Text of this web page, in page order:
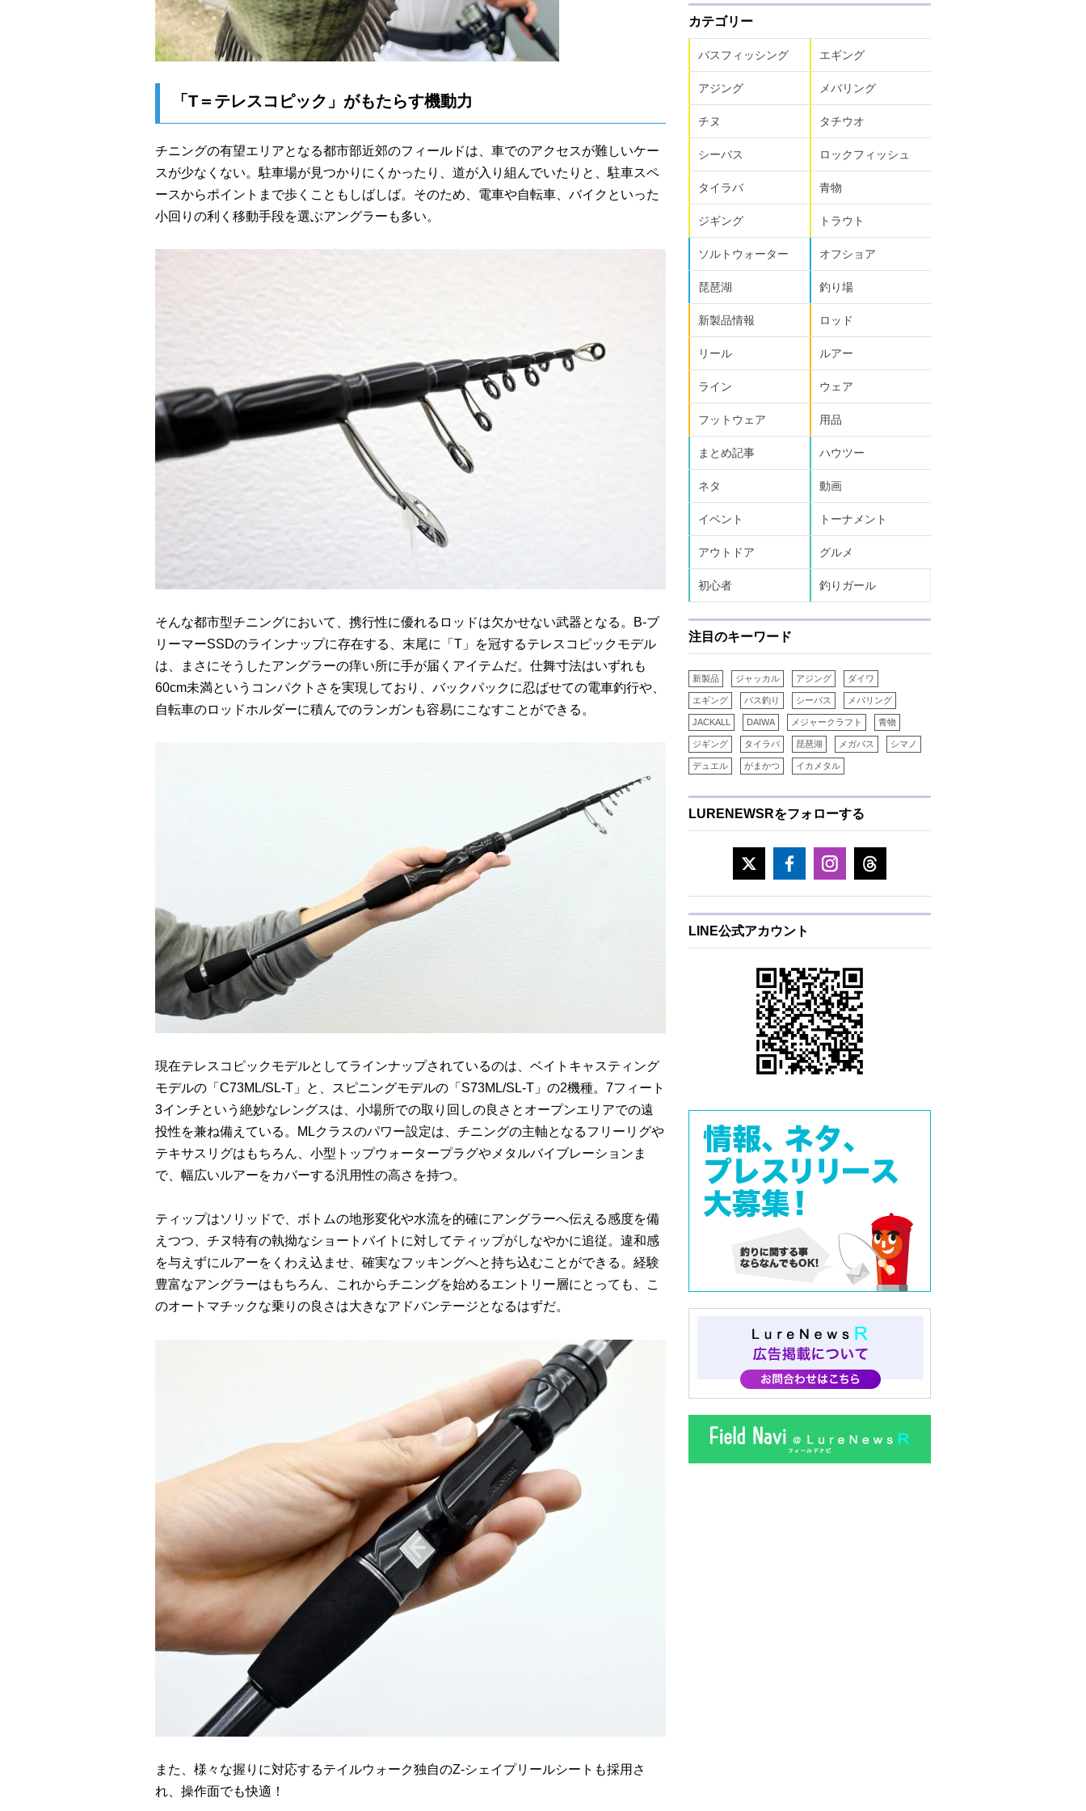
「T＝テレスコピック」がもたらす機動力
チニングの有望エリアとなる都市部近郊のフィールドは、車でのアクセスが難しいケー
スが少なくない。駐車場が見つかりにくかったり、道が入り組んでいたりと、駐車スペ
ースからポイントまで歩くこともしばしば。そのため、電車や自転車、バイクといった
小回りの利く移動手段を選ぶアングラーも多い。
そんな都市型チニングにおいて、携行性に優れるロッドは欠かせない武器となる。B-ブ
リーマーSSDのラインナップに存在する、末尾に「T」を冠するテレスコピックモデル
は、まさにそうしたアングラーの痒い所に手が届くアイテムだ。仕舞寸法はいずれも
60cm未満というコンパクトさを実現しており、バックパックに忍ばせての電車釣行や、
自転車のロッドホルダーに積んでのランガンも容易にこなすことができる。
現在テレスコピックモデルとしてラインナップされているのは、ベイトキャスティング
モデルの「C73ML/SL-T」と、スピニングモデルの「S73ML/SL-T」の2機種。7フィート
3インチという絶妙なレングスは、小場所での取り回しの良さとオープンエリアでの遠
投性を兼ね備えている。MLクラスのパワー設定は、チニングの主軸となるフリーリグや
テキサスリグはもちろん、小型トップウォータープラグやメタルバイブレーションま
で、幅広いルアーをカバーする汎用性の高さを持つ。
ティップはソリッドで、ボトムの地形変化や水流を的確にアングラーへ伝える感度を備
えつつ、チヌ特有の執拗なショートバイトに対してティップがしなやかに追従。違和感
を与えずにルアーをくわえ込ませ、確実なフッキングへと持ち込むことができる。経験
豊富なアングラーはもちろん、これからチニングを始めるエントリー層にとっても、こ
のオートマチックな乗りの良さは大きなアドバンテージとなるはずだ。
また、様々な握りに対応するテイルウォーク独自のZ-シェイプリールシートも採用さ
れ、操作面でも快適！
カテゴリー
バスフィッシング エギング
アジング メバリング
チヌ タチウオ
シーバス ロックフィッシュ
タイラバ 青物
ジギング トラウト
ソルトウォーター オフショア
琵琶湖 釣り場
新製品情報 ロッド
リール ルアー
ライン ウェア
フットウェア 用品
まとめ記事 ハウツー
ネタ 動画
イベント トーナメント
アウトドア グルメ
初心者 釣りガール
注目のキーワード
新製品 ジャッカル アジング ダイワ
エギング バス釣り シーバス メバリング
JACKALL DAIWA メジャークラフト 青物
ジギング タイラバ 琵琶湖 メガバス シマノ
デュエル がまかつ イカメタル
LURENEWSRをフォローする
LINE公式アカウント